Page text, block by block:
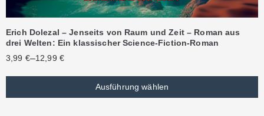
Erich Dolezal – Jenseits von Raum und Zeit – Roman aus
drei Welten: Ein klassischer Science-Fiction-Roman
3,99 €–12,99 €
Ausführung wählen